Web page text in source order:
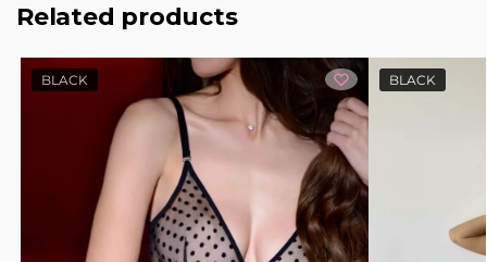
Related products
BLACK BLACK